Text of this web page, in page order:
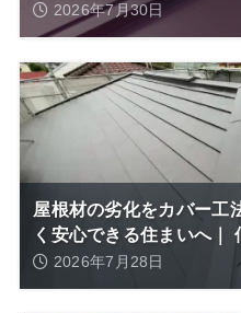
2026年7月30日
屋根材の劣化をカバー工
く安心できる住まいへ｜
2026年7月28日